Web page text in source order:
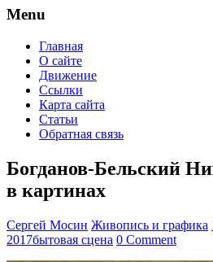
Menu
Главная
О сайте
Движение
Ссылки
Карта сайта
Статьи
Обратная связь
Богданов-Бельский
в картинах
Сергей Мосин Живопись и графика
2017бытовая сцена 0 Comment